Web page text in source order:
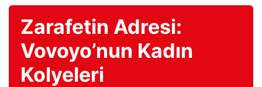
Zarafetin Adresi:
Vovoyo’nun Kadın
Kolyeleri